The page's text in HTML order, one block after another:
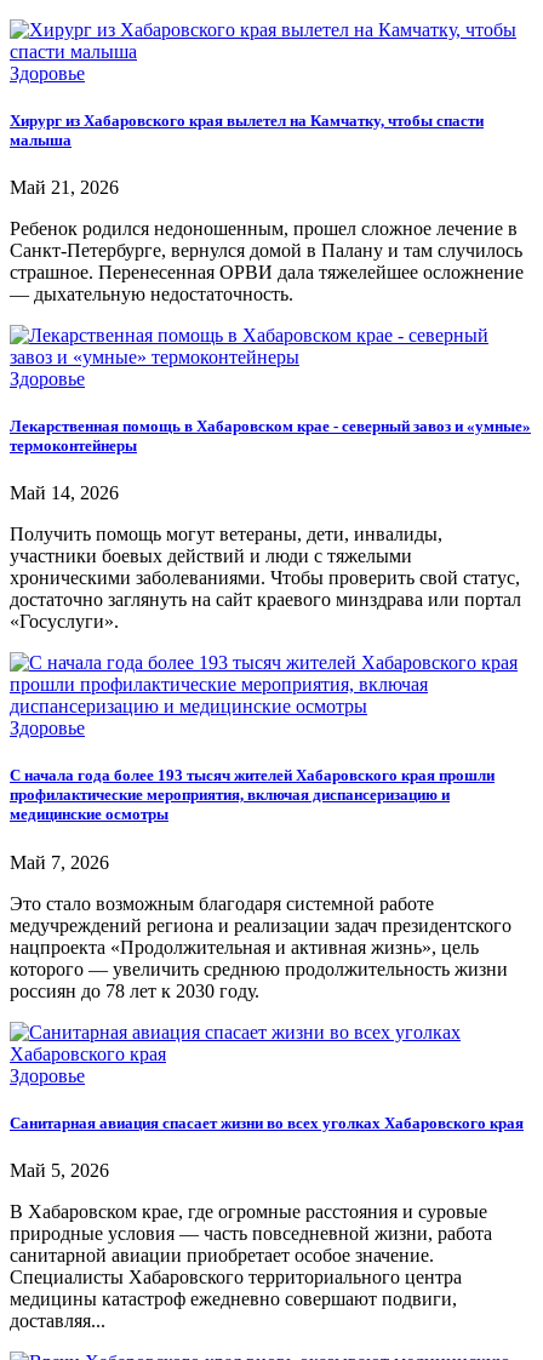
Здоровье
Хирург из Хабаровского края вылетел на Камчатку, чтобы спасти
малыша
Май 21, 2026
Ребенок родился недоношенным, прошел сложное лечение в
Санкт-Петербурге, вернулся домой в Палану и там случилось
страшное. Перенесенная ОРВИ дала тяжелейшее осложнение
— дыхательную недостаточность.
Здоровье
Лекарственная помощь в Хабаровском крае - северный завоз и «умные»
термоконтейнеры
Май 14, 2026
Получить помощь могут ветераны, дети, инвалиды,
участники боевых действий и люди с тяжелыми
хроническими заболеваниями. Чтобы проверить свой статус,
достаточно заглянуть на сайт краевого минздрава или портал
«Госуслуги».
Здоровье
С начала года более 193 тысяч жителей Хабаровского края прошли
профилактические мероприятия, включая диспансеризацию и
медицинские осмотры
Май 7, 2026
Это стало возможным благодаря системной работе
медучреждений региона и реализации задач президентского
нацпроекта «Продолжительная и активная жизнь», цель
которого — увеличить среднюю продолжительность жизни
россиян до 78 лет к 2030 году.
Здоровье
Санитарная авиация спасает жизни во всех уголках Хабаровского края
Май 5, 2026
В Хабаровском крае, где огромные расстояния и суровые
природные условия — часть повседневной жизни, работа
санитарной авиации приобретает особое значение.
Специалисты Хабаровского территориального центра
медицины катастроф ежедневно совершают подвиги,
доставляя...